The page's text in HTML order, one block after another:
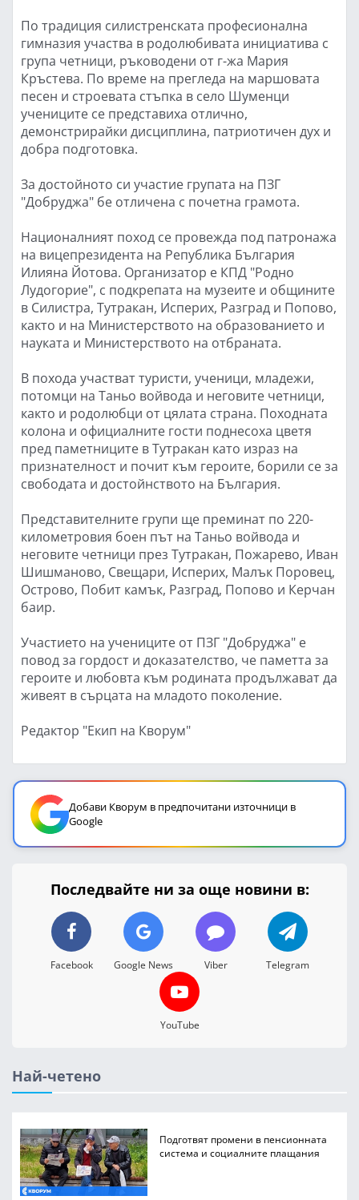
По традиция силистренската професионална
гимназия участва в родолюбивата инициатива с
група четници, ръководени от г-жа Мария
Кръстева. По време на прегледа на маршовата
песен и строевата стъпка в село Шуменци
учениците се представиха отлично,
демонстрирайки дисциплина, патриотичен дух и
добра подготовка.
За достойното си участие групата на ПЗГ
"Добруджа" бе отличена с почетна грамота.
Националният поход се провежда под патронажа
на вицепрезидента на Република България
Илияна Йотова. Организатор е КПД "Родно
Лудогорие", с подкрепата на музеите и общините
в Силистра, Тутракан, Исперих, Разград и Попово,
както и на Министерството на образованието и
науката и Министерството на отбраната.
В похода участват туристи, ученици, младежи,
потомци на Таньо войвода и неговите четници,
както и родолюбци от цялата страна. Походната
колона и официалните гости поднесоха цветя
пред паметниците в Тутракан като израз на
признателност и почит към героите, борили се за
свободата и достойнството на България.
Представителните групи ще преминат по 220-
километровия боен път на Таньо войвода и
неговите четници през Тутракан, Пожарево, Иван
Шишманово, Свещари, Исперих, Малък Поровец,
Острово, Побит камък, Разград, Попово и Керчан
баир.
Участието на учениците от ПЗГ "Добруджа" е
повод за гордост и доказателство, че паметта за
героите и любовта към родината продължават да
живеят в сърцата на младото поколение.
Редактор "Екип на Кворум"
Добави Кворум в предпочитани източници в
Google
Последвайте ни за още новини в:
Facebook Google News Viber Telegram
YouTube
Най-четено
Подготвят промени в пенсионната
система и социалните плащания